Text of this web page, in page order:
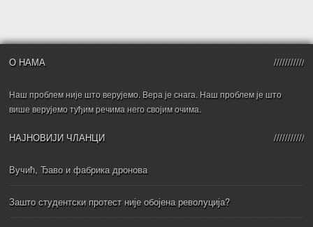
О НАМА
Наш проблем није што верујемо. Вера је снага. Наш проблем је што
више верујемо туђим речима него својим очима.
НАЈНОВИЈИ ЧЛАНЦИ
Вучић, Ђаво и фабрика дронова
Зашто студентски протест није обојена револуција?